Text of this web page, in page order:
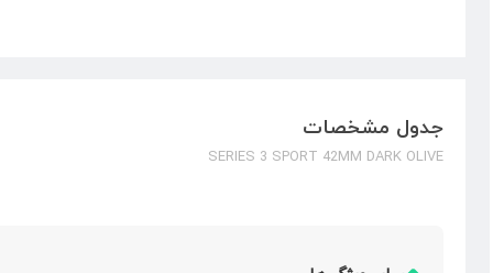
جدول مشخصات
SERIES 3 SPORT 42MM DARK OLIVE